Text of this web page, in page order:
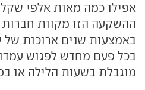
אפילו כמה מאות אלפי
ההשקעה הזו מקוות חברות
באמצעות שנים ארוכות של
בכל פעם מחדש לפגוש
מוגבלת בשעות הלילה או